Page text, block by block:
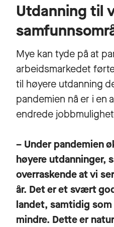
Utdanning til
Mye kan tyde på at
arbeidsmarkedet
til høyere utdanning
pandemien nå er i en
endrede
– Under pandemien
høyere utdanninger,
overraskende at vi
år. Det er et svært
landet, samtidig
mindre. Dette er